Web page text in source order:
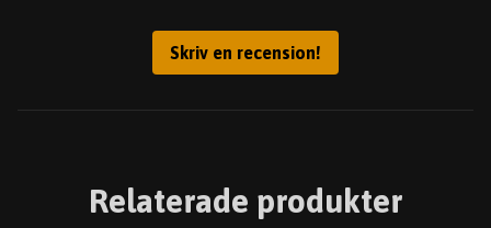
Skriv en recension!
Relaterade produkter